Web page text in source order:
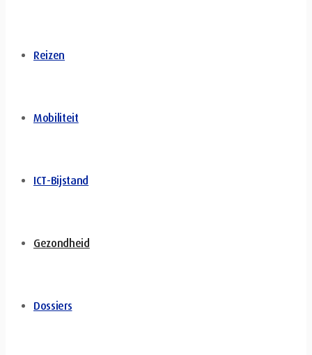
Reizen
Mobiliteit
ICT-Bijstand
Gezondheid
Dossiers